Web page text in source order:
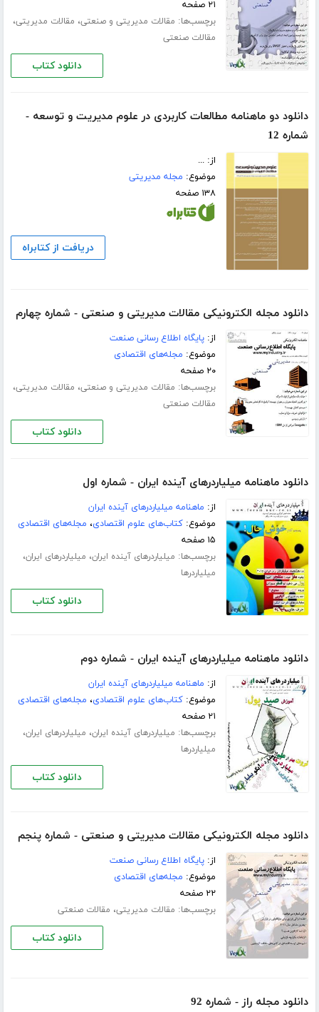
۲۱ صفحه
برچسب‌ها: مقالات مدیریتی و صنعتی، مقالات مدیریتی،
مقالات صنعتی
دانلود کتاب
دانلود دو ماهنامه‌ مطالعات کاربردی در علوم مدیریت و توسعه -
شماره 12
از: ...
موضوع: مجله مدیریتی
۱۳۸ صفحه
دریافت از کتابراه
دانلود مجله الکترونیکی مقالات مدیریتی و صنعتی - شماره چهارم
از:پایگاه اطلاع رسانی صنعت
موضوع: مجله‌های اقتصادی
۲۰ صفحه
برچسب‌ها: مقالات مدیریتی و صنعتی، مقالات مدیریتی،
مقالات صنعتی
دانلود کتاب
دانلود ماهنامه میلیاردرهای آینده ایران - شماره اول
از: ماهنامه میلیاردرهای آینده ایران
موضوع:کتاب‌های علوم اقتصادی، مجله‌های اقتصادی
۱۵ صفحه
برچسب‌ها: میلیاردرهای آینده ایران، میلیاردرهای ایران،
میلیاردرها
دانلود کتاب
دانلود ماهنامه میلیاردرهای آینده ایران - شماره دوم
از: ماهنامه میلیاردرهای آینده ایران
موضوع:کتاب‌های علوم اقتصادی، مجله‌های اقتصادی
۲۱ صفحه
برچسب‌ها: میلیاردرهای آینده ایران، میلیاردرهای ایران،
میلیاردرها
دانلود کتاب
دانلود مجله الکترونیکی مقالات مدیریتی و صنعتی - شماره پنجم
از:پایگاه اطلاع رسانی صنعت
موضوع: مجله‌های اقتصادی
۲۲ صفحه
برچسب‌ها: مقالات مدیریتی، مقالات صنعتی
دانلود کتاب
دانلود مجله راز - شماره 92